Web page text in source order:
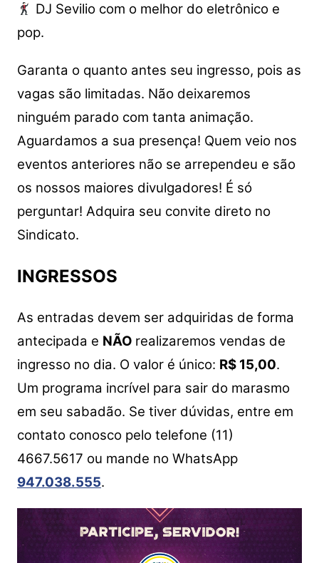
DJ Sevilio com o melhor do eletrônico e
pop.
Garanta o quanto antes seu ingresso, pois as
vagas são limitadas. Não deixaremos
ninguém parado com tanta animação.
Aguardamos a sua presença! Quem veio nos
eventos anteriores não se arrependeu e são
os nossos maiores divulgadores! É só
perguntar! Adquira seu convite direto no
Sindicato.
INGRESSOS
As entradas devem ser adquiridas de forma
antecipada e NÃO realizaremos vendas de
ingresso no dia. O valor é único: R$ 15,00.
Um programa incrível para sair do marasmo
em seu sabadão. Se tiver dúvidas, entre em
contato conosco pelo telefone (11)
4667.5617 ou mande no WhatsApp
947.038.555.